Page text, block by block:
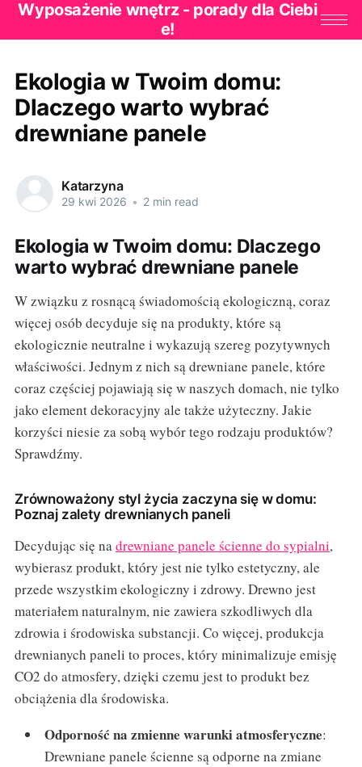
Wyposażenie wnętrz - porady dla Ciebi
e!
Ekologia w Twoim domu:
Dlaczego warto wybrać
drewniane panele
Katarzyna
29 kwi 2026 • 2 min read
Ekologia w Twoim domu: Dlaczego
warto wybrać drewniane panele
W związku z rosnącą świadomością ekologiczną, coraz
więcej osób decyduje się na produkty, które są
ekologicznie neutralne i wykazują szereg pozytywnych
właściwości. Jednym z nich są drewniane panele, które
coraz częściej pojawiają się w naszych domach, nie tylko
jako element dekoracyjny ale także użyteczny. Jakie
korzyści niesie za sobą wybór tego rodzaju produktów?
Sprawdźmy.
Zrównoważony styl życia zaczyna się w domu:
Poznaj zalety drewnianych paneli
Decydując się nadrewniane panele ścienne do sypialni,
wybierasz produkt, który jest nie tylko estetyczny, ale
przede wszystkim ekologiczny i zdrowy. Drewno jest
materiałem naturalnym, nie zawiera szkodliwych dla
zdrowia i środowiska substancji. Co więcej, produkcja
drewnianych paneli to proces, który minimalizuje emisję
CO2 do atmosfery, dzięki czemu jest to produkt bez
obciążenia dla środowiska.
Odporność na zmienne warunki atmosferyczne:
Drewniane panele ścienne są odporne na zmiane